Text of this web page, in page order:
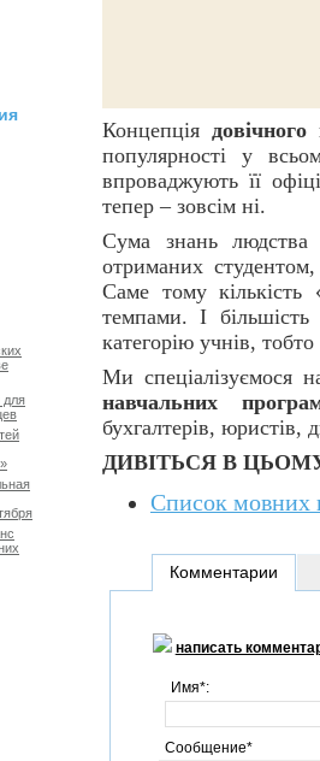
для
Концепція
популярності у
впроваджують її
тепер – зовсім ні.
Сума знань
отриманих
Саме тому кількість
темпами. І більшість
категорію учнів,
Ми спеціалізуємося
навчальних
бухгалтерів, юристів,
ДИВІТЬСЯ В
Список мовних
Комментарии
написать
Имя*:
Сообщение*